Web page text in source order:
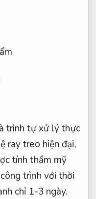
trình tự xử lý thực
ray treo hiện đại,
tính thẩm mỹ
trình với thời
chỉ 1-3 ngày.